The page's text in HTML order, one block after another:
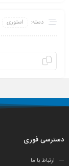
دسته: استوری
دسترسی فوری
ارتباط با ما